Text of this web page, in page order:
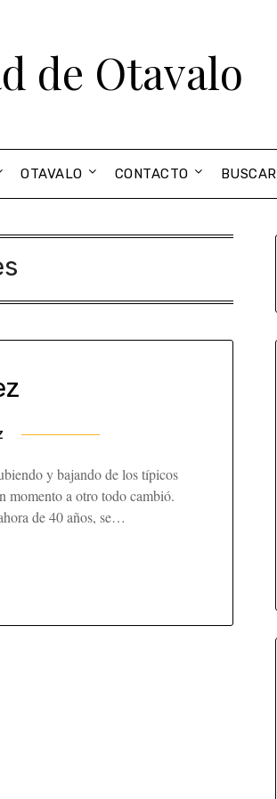
de Otavalo
OTAVALO CONTACTO BUSCAR
y bajando de los típicos
momento a otro todo cambió.
de 40 años, se…